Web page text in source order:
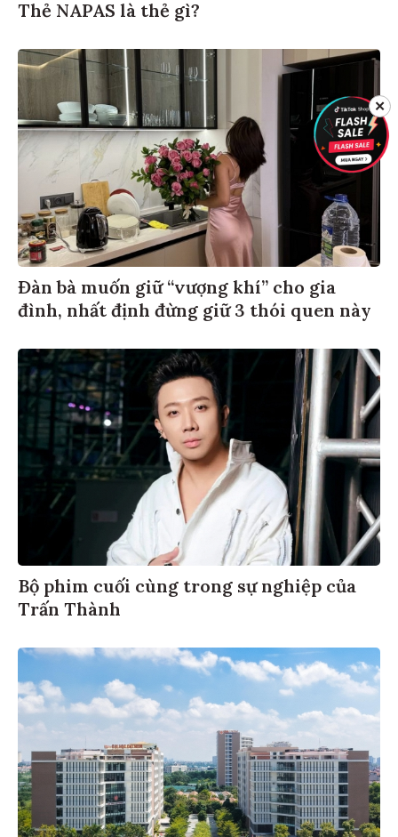
Thẻ NAPAS là thẻ gì?
Đàn bà muốn giữ “vượng khí” cho gia
đình, nhất định đừng giữ 3 thói quen này
Bộ phim cuối cùng trong sự nghiệp của
Trấn Thành
✕